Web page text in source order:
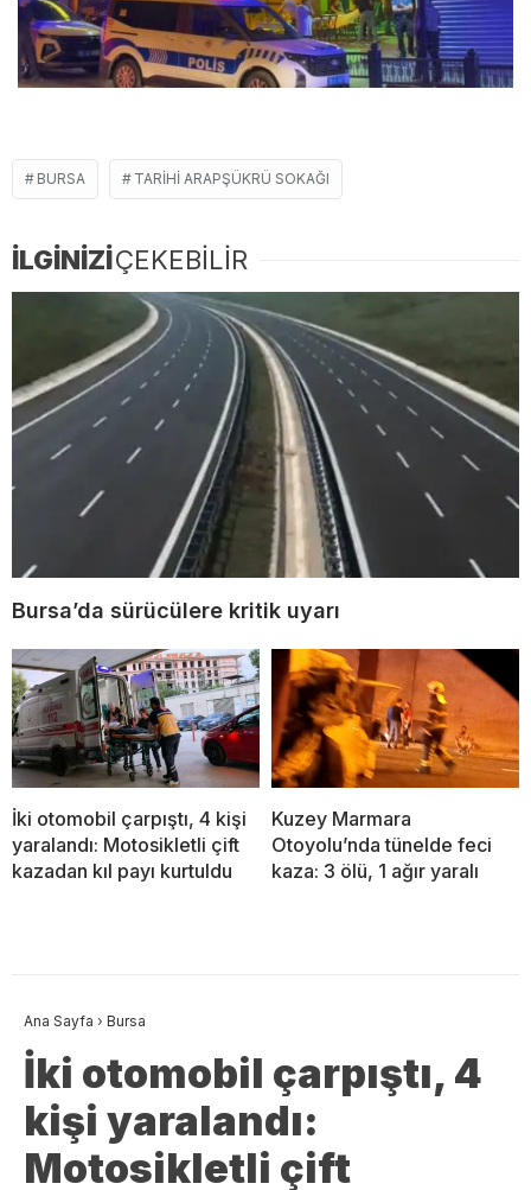
BURSA TARIHI ARAPŞÜKRÜ SOKAĞI
İLGİNİZİÇEKEBİLİR
Bursa’da sürücülere kritik uyarı
İki otomobil çarpıştı, 4 kişi
yaralandı: Motosikletli çift
kazadan kıl payı kurtuldu
Kuzey Marmara
Otoyolu’nda tünelde feci
kaza: 3 ölü, 1 ağır yaralı
Ana Sayfa › Bursa
İki otomobil çarpıştı, 4
kişi yaralandı:
Motosikletli çift